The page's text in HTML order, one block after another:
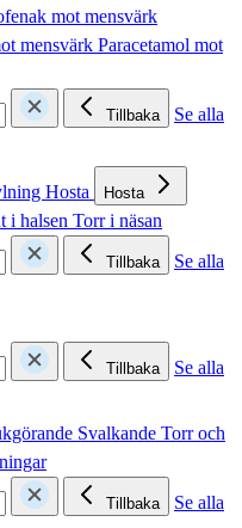
mot mensvärk
mensvärk Paracetamol mot
Tillbaka
Se alla
Hosta Hosta
i halsen Torr i näsan
Tillbaka
Se alla
Tillbaka
Se alla
Svalkande Torr och
Tillbaka
Se alla